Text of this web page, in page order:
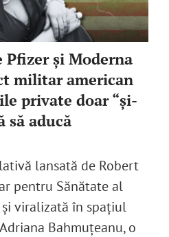
Pfizer și Moderna
militar american
private doar “și-
să aducă
lansată de Robert
pentru Sănătate al
viralizată în spațiul
Bahmuțeanu, o